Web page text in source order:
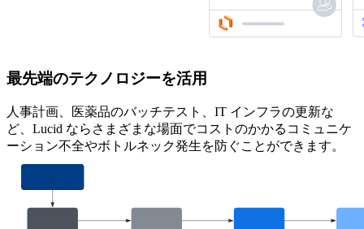
最先端のテクノロジーを活用
人事計画、医薬品のバッチテスト、IT インフラの更新な
ど、Lucid ならさまざまな場面でコストのかかるコミュニケ
ーション不全やボトルネック発生を防ぐことができます。